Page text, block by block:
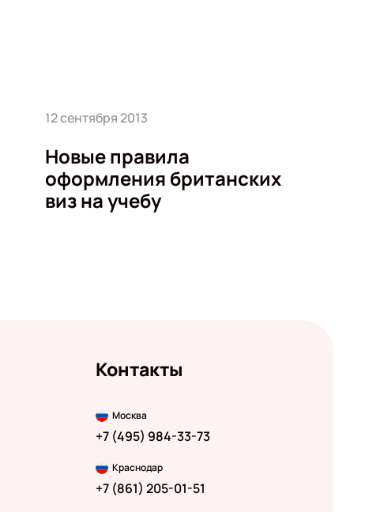
12 сентября 2013
Новые правила
оформления британских
виз на учебу
Контакты
Москва
+7 (495) 984-33-73
Краснодар
+7 (861) 205-01-51